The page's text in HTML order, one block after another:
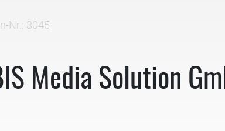
Nr.: 3045
Media Solution